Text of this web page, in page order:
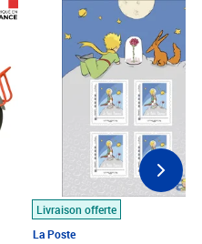
Livraison offerte
La Poste
Prix 7,50€